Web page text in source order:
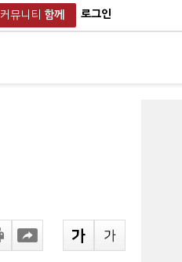
커뮤니티 함께 로그인